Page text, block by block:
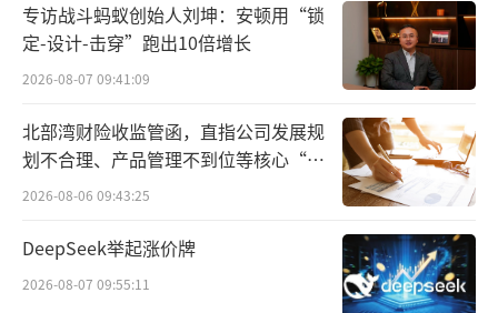
从产品结构来看，FCBGA载板是公司绝对
的核心收入来源，贡献了超过一半的营收。202
3年至2025年，FCBGA载板分别实现营收14.71
亿元、19.81亿元、19.54亿元，对应营收占比
分别为55.13%、56.62%、56.93%。
件增长至1721.5万件，但平均售价从每件133.4
9元下降至113.5元，量增价跌之下，收入基本
专访战斗蚂蚁创始人刘坤：安顿用“锁
定-设计-击穿”跑出10倍增长
2026-08-07 09:41:09
北部湾财险收监管函，直指公司发展规
划不合理、产品管理不到位等核心“痛
点”
2026-08-06 09:43:25
DeepSeek举起涨价牌
2026-08-07 09:55:11